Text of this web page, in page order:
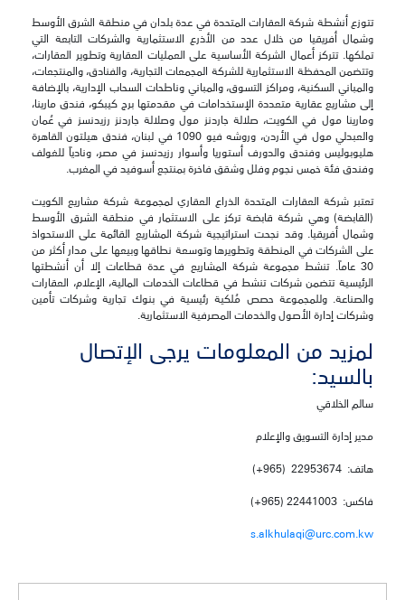
تتوزع أنشطة شركة العقارات المتحدة في عدة بلدان في منطقة الشرق الأوسط
وشمال أفريقيا من خلال عدد من الأذرع الاستثمارية والشركات التابعة التي
تملكها. تتركز أعمال الشركة الأساسية على العمليات العقارية وتطوير العقارات،
وتتضمن المحفظة الاستثمارية للشركة المجمعات التجارية، والفنادق، والمنتجعات،
والمباني السكنية، ومراكز التسوق، والمباني وناطحات السحاب الإدارية، بالإضافة
إلى مشاريع عقارية متعددة الإستخدامات في مقدمتها برج كيبكو، فندق مارينا،
ومارينا مول في الكويت، صلالة جاردنز مول وصلالة جاردنز رزيدنسز في عُمان
والعبدلي مول في الأردن، وروشه فيو 1090 في لبنان، فندق هيلتون القاهرة
هليوبوليس وفندق والدورف أستوريا وأسوار رزيدنسز في مصر، ونادياً للغولف
وفندق فئة خمس نجوم وفلل وشقق فاخرة بمنتجع أسوفيد في المغرب.
تعتبر شركة العقارات المتحدة الذراع العقاري لمجموعة شركة مشاريع الكويت
(القابضة) وهي شركة قابضة تركز على الاستثمار في منطقة الشرق الأوسط
وشمال أفريقيا. وقد نجحت استراتيجية شركة المشاريع القائمة على الاستحواذ
على الشركات في المنطقة وتطويرها وتوسعة نطاقها وبيعها على مدار أكثر من
30 عاماً. تنشط مجموعة شركة المشاريع في عدة قطاعات إلا أن أنشطتها
الرئيسية تتضمن شركات تنشط في قطاعات الخدمات المالية، الإعلام، العقارات
والصناعة. وللمجموعة حصص مُلكية رئيسية في بنوك تجارية وشركات تأمين
وشركات إدارة الأصول والخدمات المصرفية الاستثمارية.
لمزيد من المعلومات يرجى الإتصال
بالسيد:
سالم الخلاقي
مدير إدارة التسويق والإعلام
هاتف: 22953674 (965+)
فاكس: 22441003 (965+)
s.alkhulaqi@urc.com.kw